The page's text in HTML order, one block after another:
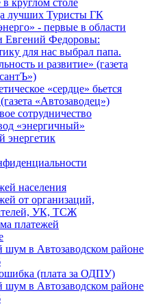
в круглом столе
лучших Туристы ГК
- первые в области
Евгений Федоровы:
для нас выбрал папа.
и развитие» (газета
«сердце» бьется
«Автозаводец»)
сотрудничество
«энергичный»
энергетик
населения
от организаций,
УК, ТСЖ
платежей
в Автозаводском районе
(плата за ОДПУ)
в Автозаводском районе